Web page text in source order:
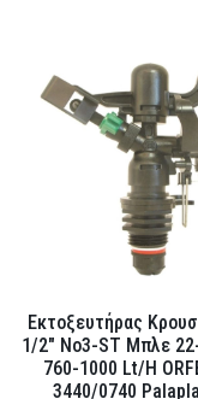
Εκτοξευτήρας
1/2" Νο3-ST Μπλε
760-1000 Lt/h
3440/0740